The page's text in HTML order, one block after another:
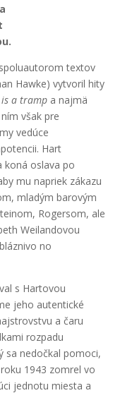
textov
Hawke) vytvoril hity
is a trampa najmä
však pre
vedúce
Hart
koná oslava po
mu napriek zákazu
mladým barovým
Rogersom, ale
Weilandovou
no
s Hartovou
jeho autentické
a čaru
rozpadu
sa nedočkal pomoci,
1943 zomrel vo
jednotu miesta a